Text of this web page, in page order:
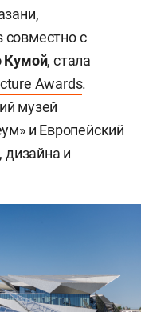
совместно с
Кумой, стала
Awards.
музей
и Европейский
дизайна и